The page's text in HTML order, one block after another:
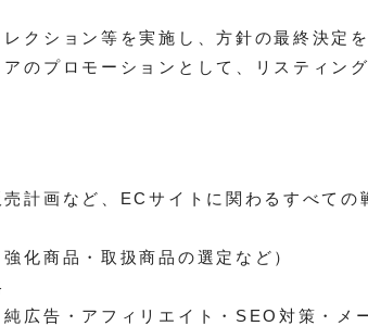
クション等を実施し、方針の最終決定を
のプロモーションとして、リスティン
計画など、ECサイトに関わるすべての
化商品・取扱商品の選定など）
純広告・アフィリエイト・SEO対策・メ